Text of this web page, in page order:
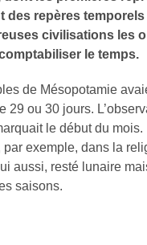
repères
civilisations les
le temps.
de Mésopotamie
ou 30 jours.
le début du
exemple, dans la
aussi, resté lunaire
saisons.